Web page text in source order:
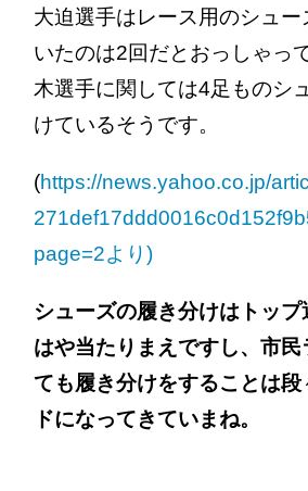
大迫選手はレース用のシュ
いたのは2回だとおっしゃっ
木選手に関しては4足ものシ
けているそうです。
(https://news.yahoo.co.jp/
page=2より)
シューズの履き分けはトップ
はや当たりまえですし、市民
ても履き分けをすることは段
ドになってきていまね。